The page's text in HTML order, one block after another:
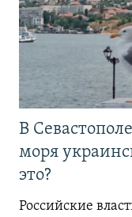
В
моря
это?
Российские